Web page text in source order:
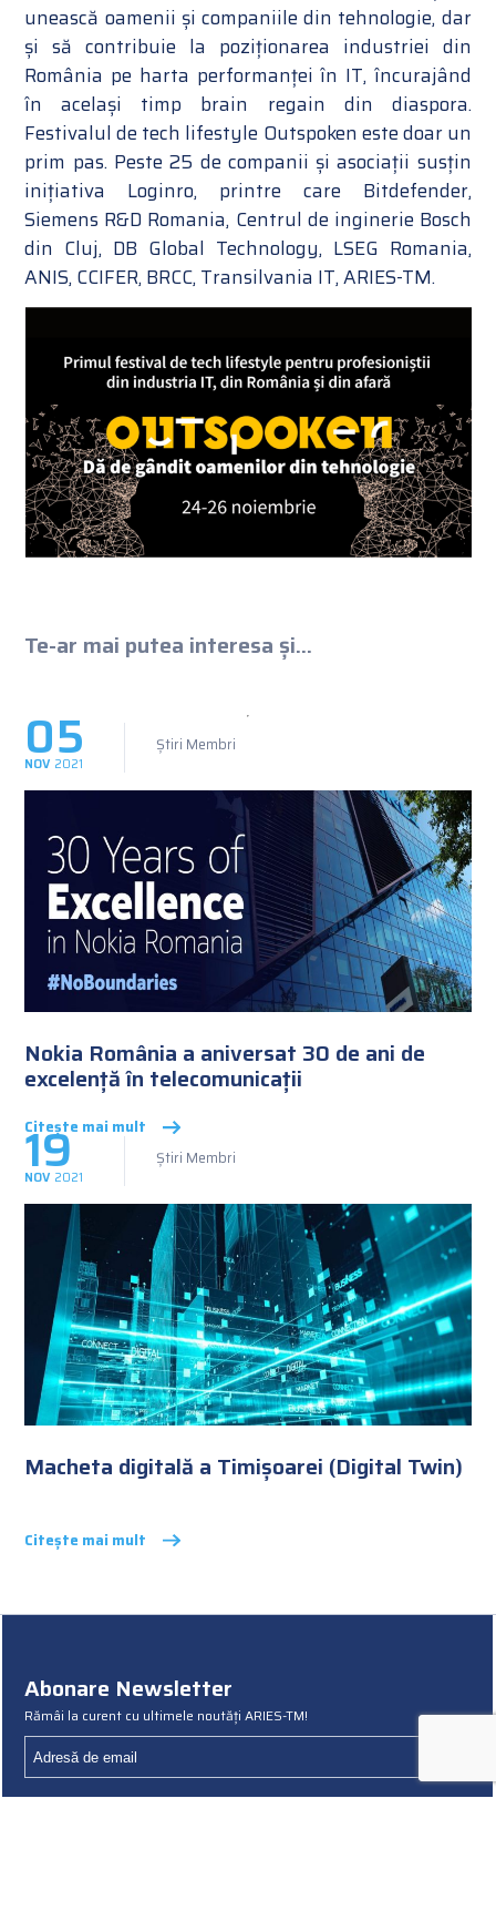
unească oamenii și companiile din tehnologie, dar
și să contribuie la poziționarea industriei din
România pe harta performanței în IT, încurajând
în același timp brain regain din diaspora.
Festivalul de tech lifestyle Outspoken este doar un
prim pas. Peste 25 de companii și asociații susțin
inițiativa Loginro, printre care Bitdefender,
Siemens R&D Romania, Centrul de inginerie Bosch
din Cluj, DB Global Technology, LSEG Romania,
ANIS, CCIFER, BRCC, Transilvania IT, ARIES-TM.
Te-ar mai putea interesa și...
05
NOV 2021
Știri Membri
Nokia România a aniversat 30 de ani de
excelență în telecomunicații
Citește mai mult
19
NOV 2021
Știri Membri
Macheta digitală a Timișoarei (Digital Twin)
Citește mai mult
Abonare Newsletter
Rămâi la curent cu ultimele noutăți ARIES-TM!